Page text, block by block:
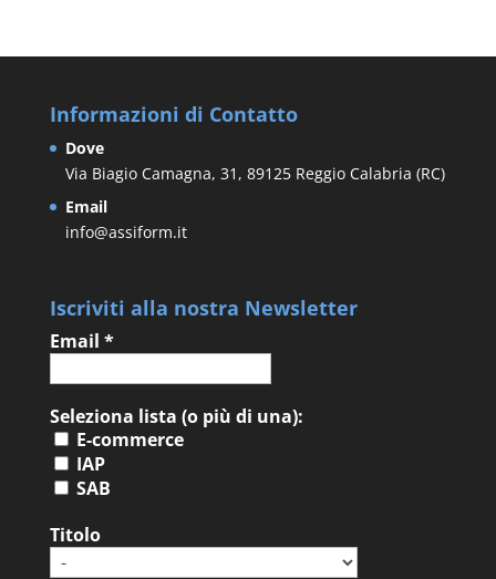
Informazioni di Contatto
Dove
Via Biagio Camagna, 31, 89125 Reggio Calabria (RC)
Email
info@assiform.it
Iscriviti alla nostra Newsletter
Email *
Seleziona lista (o più di una):
E-commerce
IAP
SAB
Titolo